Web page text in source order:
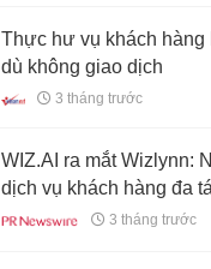
Thực hư vụ khách hàng
dù không giao dịch
3 tháng trước
WIZ.AI ra mắt Wizlynn:
dịch vụ khách hàng đa
cậy dành cho doanh
3 tháng trước